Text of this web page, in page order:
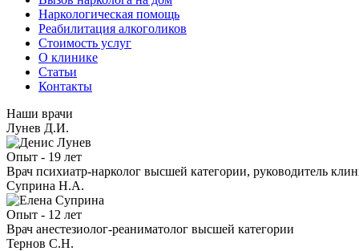
Наркологическая помощь
Реабилитация алкоголиков
Стоимость услуг
О клинике
Статьи
Контакты
Наши врачи
Лунев Д.И.
Опыт - 19 лет
Врач психиатр-нарколог высшей категории, руководитель
Суприна Н.А.
Опыт - 12 лет
Врач анестезиолог-реаниматолог высшей категории
Тернов С.Н.